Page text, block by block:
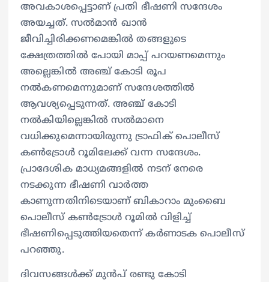
അവകാശപ്പെട്ടാണ് പ്രതി ഭീഷണി സന്ദേശം
അയച്ചത്. സല്‍മാന്‍ ഖാന്‍
ജീവിച്ചിരിക്കണമെങ്കില്‍ തങ്ങളുടെ
ക്ഷേത്രത്തില്‍ പോയി മാപ്പ് പറയണമെന്നും
അല്ലെങ്കില്‍ അഞ്ച് കോടി രൂപ
നല്‍കണമെന്നുമാണ് സന്ദേശത്തില്‍
ആവശ്യപ്പെടുന്നത്. അഞ്ച് കോടി
നൽകിയില്ലെങ്കിൽ സൽമാനെ
വധിക്കുമെന്നായിരുന്നു ട്രാഫിക് പൊലീസ്
കൺട്രോൾ റൂമിലേക്ക് വന്ന സന്ദേശം.
പ്രാദേശിക മാധ്യമങ്ങളിൽ നടന് നേരെ
നടക്കുന്ന ഭീഷണി വാർത്ത
കാണുന്നതിനിടെയാണ് ബികാറാം മുംബൈ
പൊലീസ് കണ്‍ട്രോൾ റൂമിൽ വിളിച്ച്
ഭീഷണിപ്പെടുത്തിയതെന്ന് കർണാടക പൊലീസ്
പറഞ്ഞു.
ദിവസങ്ങള്‍ക്ക് മുന്‍പ് രണ്ടു കോടി